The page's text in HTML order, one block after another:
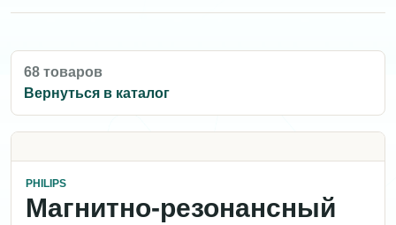
68 товаров
Вернуться в каталог
PHILIPS
Магнитно-резонансный